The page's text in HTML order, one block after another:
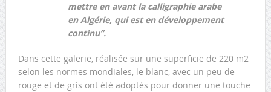
mettre en avant la calligraphie arabe
en Algérie, qui est en développement
continu”.
Dans cette galerie, réalisée sur une superficie de 220 m2
selon les normes mondiales, le blanc, avec un peu de
rouge et de gris ont été adoptés pour donner une touche